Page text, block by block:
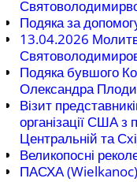
Подяка за
13.04.2026
Подяка бувшого
Олександра
Візит
організації США з
Центральній та
Великопосні
ПАСХА (Wielkanoc)